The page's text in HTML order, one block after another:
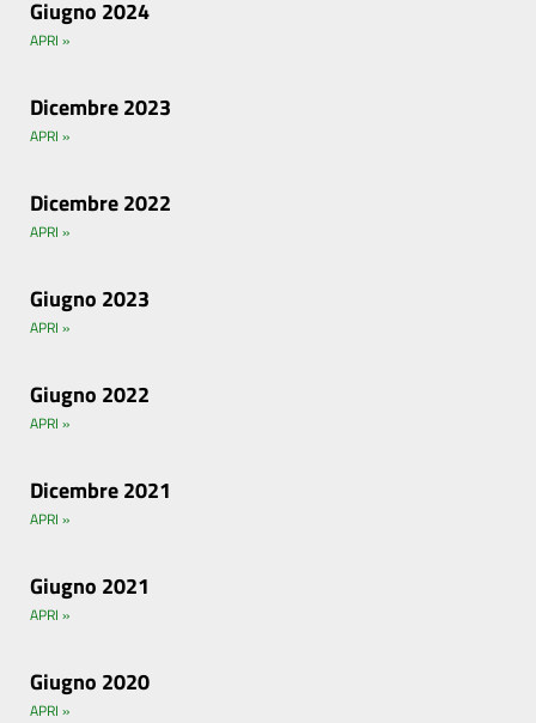
Giugno 2024
APRI »
Dicembre 2023
APRI »
Dicembre 2022
APRI »
Giugno 2023
APRI »
Giugno 2022
APRI »
Dicembre 2021
APRI »
Giugno 2021
APRI »
Giugno 2020
APRI »